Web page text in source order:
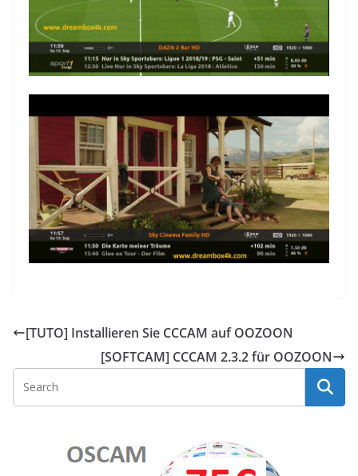
[TUTO] Installieren Sie CCCAM auf OOZOON
[SOFTCAM] CCCAM 2.3.2 für OOZOON